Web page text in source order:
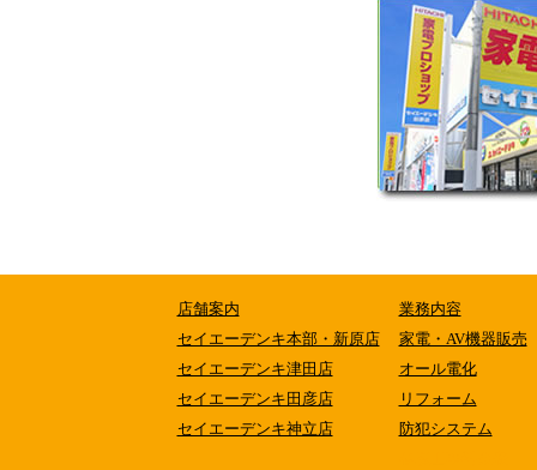
店舗案内
セイエーデンキ本部・新原店
セイエーデンキ津田店
セイエーデンキ田彦店
セイエーデンキ神立店
業務内容
家電・AV機器販売
オール電化
リフォーム
防犯システム